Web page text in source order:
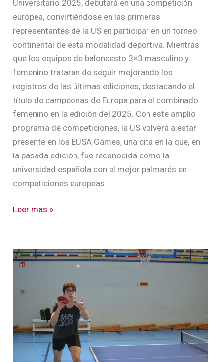
Universitario 2025, debutará en una competición
europea, convirtiéndose en las primeras
representantes de la US en participar en un torneo
continental de esta modalidad deportiva. Mientras
que los equipos de baloncesto 3×3 masculino y
femenino tratarán de seguir mejorando los
registros de las últimas ediciones, destacando el
título de campeonas de Europa para el combinado
femenino en la edición del 2025. Con este amplio
programa de competiciones, la US volverá a estar
presente en los EUSA Games, una cita en la que, en
la pasada edición, fue reconocida como la
universidad española con el mejor palmarés en
competiciones europeas.
Leer más »
Consulta
de
disponible